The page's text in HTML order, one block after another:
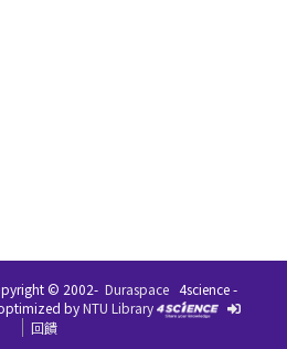
© 2002- Duraspace 4science -
byNTU Library
回饋